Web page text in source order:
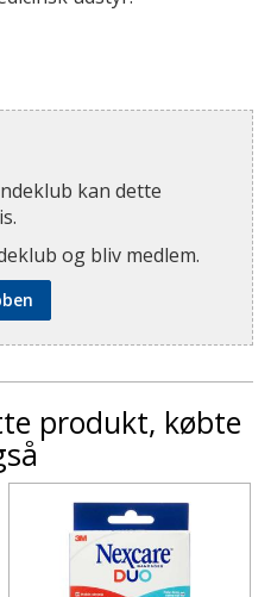
kan dette
og bliv medlem.
produkt, købte